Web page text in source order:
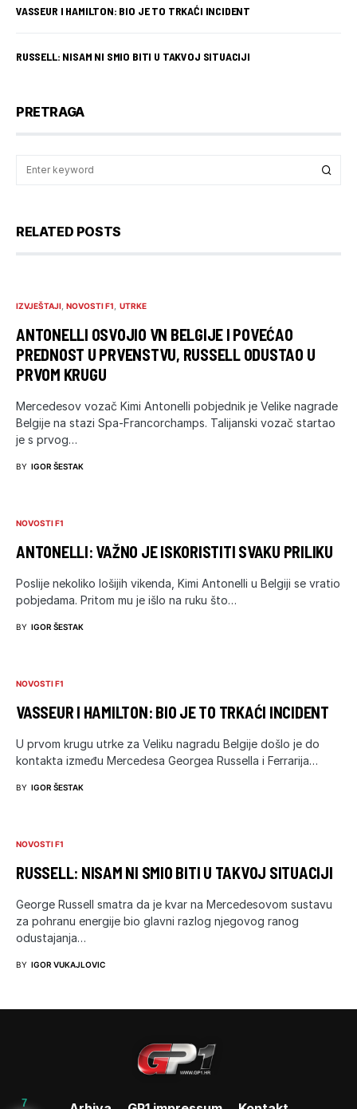
VASSEUR I HAMILTON: BIO JE TO TRKAĆI INCIDENT
RUSSELL: NISAM NI SMIO BITI U TAKVOJ SITUACIJI
PRETRAGA
RELATED POSTS
IZVJEŠTAJI NOVOSTI F1 UTRKE
ANTONELLI OSVOJIO VN BELGIJE I POVEĆAO
PREDNOST U PRVENSTVU, RUSSELL ODUSTAO U
PRVOM KRUGU
Mercedesov vozač Kimi Antonelli pobjednik je Velike nagrade
Belgije na stazi Spa-Francorchamps. Talijanski vozač startao
je s prvog…
BY IGOR ŠESTAK
NOVOSTI F1
ANTONELLI: VAŽNO JE ISKORISTITI SVAKU PRILIKU
Poslije nekoliko lošijih vikenda, Kimi Antonelli u Belgiji se vratio
pobjedama. Pritom mu je išlo na ruku što…
BY IGOR ŠESTAK
NOVOSTI F1
VASSEUR I HAMILTON: BIO JE TO TRKAĆI INCIDENT
U prvom krugu utrke za Veliku nagradu Belgije došlo je do
kontakta između Mercedesa Georgea Russella i Ferrarija…
BY IGOR ŠESTAK
NOVOSTI F1
RUSSELL: NISAM NI SMIO BITI U TAKVOJ SITUACIJI
George Russell smatra da je kvar na Mercedesovom sustavu
za pohranu energije bio glavni razlog njegovog ranog
odustajanja…
BY IGOR VUKAJLOVIC
7